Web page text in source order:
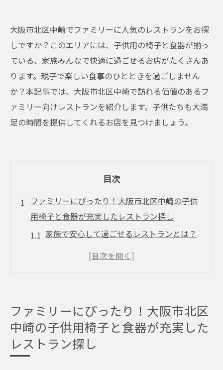
大阪市北区中崎でファミリーに人気のレストランをお探
しですか？このエリアには、子供用の椅子と食器が揃っ
ている、家族みんなで快適に過ごせるお店がたくさんあ
ります。親子で楽しい食事のひとときを過ごしません
か？本記事では、大阪市北区中崎で訪れる価値のあるフ
ァミリー向けレストランを紹介します。子供たちも大満
足の時間を提供してくれるお店を見つけましょう。
目次
ファミリーにぴったり！大阪市北区中崎の子供
用椅子と食器が充実したレストラン探し
家族で安心して過ごせるレストランとは？
ファミリー対応のサービスが嬉しい理由
大阪市北区中崎での快適ファミリーライフ
を支えるレストラン
食事を通じた家族の絆を深めるために
大阪市北区中崎で見つけるファミリー向けレス
ファミリーにぴったり！大阪市北区
中崎の子供用椅子と食器が充実した
レストラン探し